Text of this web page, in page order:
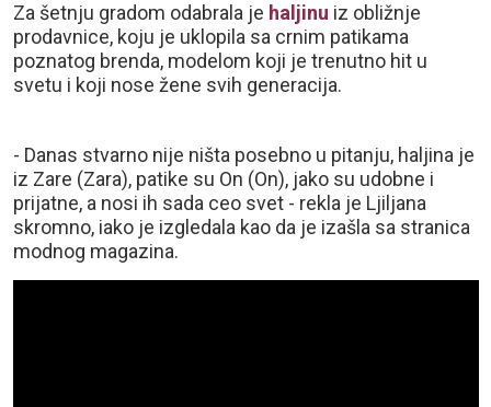
Za šetnju gradom odabrala je haljinu iz obližnje
prodavnice, koju je uklopila sa crnim patikama
poznatog brenda, modelom koji je trenutno hit u
svetu i koji nose žene svih generacija.
- Danas stvarno nije ništa posebno u pitanju, haljina je
iz Zare (Zara), patike su On (On), jako su udobne i
prijatne, a nosi ih sada ceo svet - rekla je Ljiljana
skromno, iako je izgledala kao da je izašla sa stranica
modnog magazina.